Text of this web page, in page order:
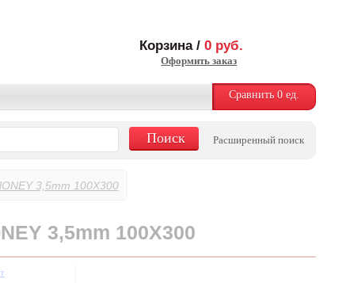
Корзина /0 руб.
Оформить заказ
Сравнить 0ед.
Расширенный поиск
3,5mm 100X300
3,5mm 100X300